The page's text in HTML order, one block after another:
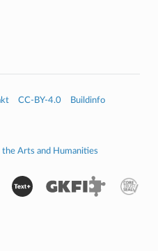
CC-BY-4.0 Buildinfo
Arts and Humanities